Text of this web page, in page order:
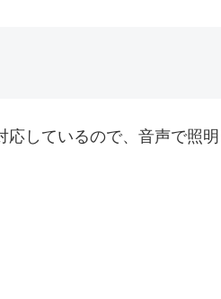
しているので、音声で照